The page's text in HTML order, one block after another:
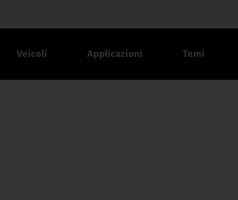
Veicoli Applicazioni Temi